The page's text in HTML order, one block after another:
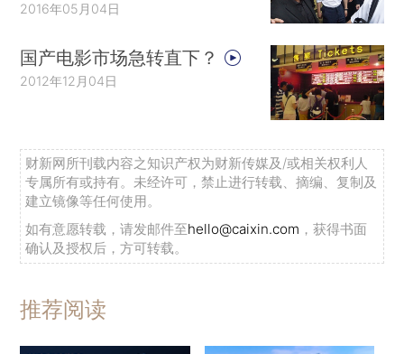
2016年05月04日
国产电影市场急转直下？
2012年12月04日
财新网所刊载内容之知识产权为财新传媒及/或相关权利人
专属所有或持有。未经许可，禁止进行转载、摘编、复制及
建立镜像等任何使用。
如有意愿转载，请发邮件至hello@caixin.com ，获得书面
确认及授权后，方可转载。
推荐阅读